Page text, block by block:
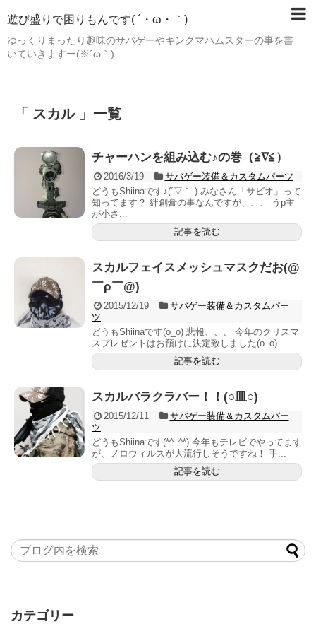
遊び盛りで困りもんです( ´・ω・｀)
ゆっくりまったり趣味のサバゲーやキンクマハムスターの事を書
いていきますー(※´ω｀)
「 スカル 」一覧
チャーハンを組み込む♪の巻（≧∇≦）
2016/3/19
サバゲー装備＆カスタムパーツ
どうもShiinaです♪(´▽｀ ) みなさん「サビオ」って
知ってます？ 絆創膏の事なんですが、、、 うp主
が小さ...
記事を読む
スカルフェイスメッシュマスクだお(@
￣ρ￣@)
2015/12/19
サバゲー装備＆カスタムパー
ツ
どうもShiinaです(o_o) 悲報、、、 今年のクリスマ
スプレゼントはお預けに決定致しました(o_o) ...
記事を読む
スカルバラクラバー！！(○皿○)
2015/12/11
サバゲー装備＆カスタムパー
ツ
どうもShiinaです(*^_^*) 今年もテレビでやってます
が、ノロウィルスが大流行しそうですね！ 手...
記事を読む
カテゴリー